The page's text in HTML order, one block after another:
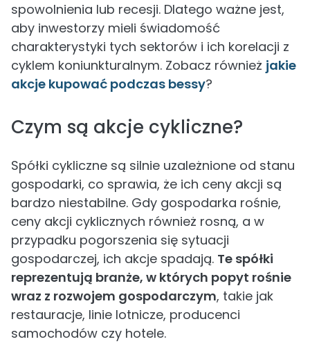
spowolnienia lub recesji. Dlatego ważne jest,
aby inwestorzy mieli świadomość
charakterystyki tych sektorów i ich korelacji z
cyklem koniunkturalnym. Zobacz również jakie
akcje kupować podczas bessy?
Czym są akcje cykliczne?
Spółki cykliczne są silnie uzależnione od stanu
gospodarki, co sprawia, że ich ceny akcji są
bardzo niestabilne. Gdy gospodarka rośnie,
ceny akcji cyklicznych również rosną, a w
przypadku pogorszenia się sytuacji
gospodarczej, ich akcje spadają. Te spółki
reprezentują branże, w których popyt rośnie
wraz z rozwojem gospodarczym, takie jak
restauracje, linie lotnicze, producenci
samochodów czy hotele.